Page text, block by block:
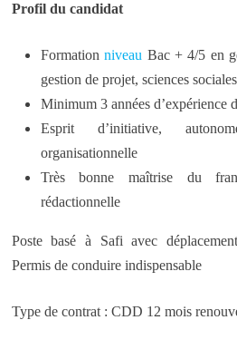
Profil du candidat
Formationniveau Bac + 4/5 en
gestion de projet, sciences sociales
Minimum 3 années d’expérience
Esprit d’initiative,
organisationnelle
Très bonne maîtrise du
rédactionnelle
Poste basé à Safi avec
Permis de conduire indispensable
Type de contrat : CDD 12 mois